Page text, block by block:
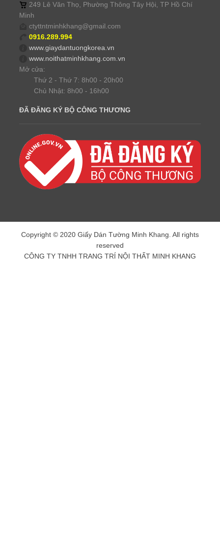
249 Lê Văn Thọ, Phường Thông Tây Hội, TP Hồ Chí
Minh
ctyttntminhkhang@gmail.com
0916.289.994
www.giaydantuongkorea.vn
www.noithatminhkhang.com.vn
Mở cửa:
Thứ 2 - Thứ 7: 8h00 - 20h00
Chủ Nhật: 8h00 - 16h00
ĐÃ ĐĂNG KÝ BỘ CÔNG THƯƠNG
Copyright © 2020 Giấy Dán Tường Minh Khang. All rights
reserved
CÔNG TY TNHH TRANG TRÍ NỘI THẤT MINH KHANG